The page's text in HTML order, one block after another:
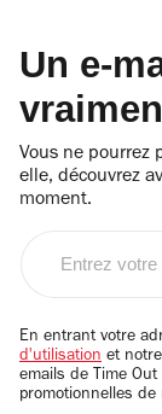
Un e-
Vous ne pourrez
elle, découvrez
moment.
email
En entrant votre
d'utilisation et notre
emails de Time
promotionnelles